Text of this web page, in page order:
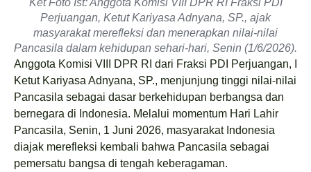
Ket Foto Ist: Anggota Komisi VIII DPR RI Fraksi PDI
Perjuangan, Ketut Kariyasa Adnyana, SP., ajak
masyarakat merefleksi dan menerapkan nilai-nilai
Pancasila dalam kehidupan sehari-hari, Senin (1/6/2026).
Anggota Komisi VIII DPR RI dari Fraksi PDI Perjuangan, I
Ketut Kariyasa Adnyana, SP., menjunjung tinggi nilai-nilai
Pancasila sebagai dasar berkehidupan berbangsa dan
bernegara di Indonesia. Melalui momentum Hari Lahir
Pancasila, Senin, 1 Juni 2026, masyarakat Indonesia
diajak merefleksi kembali bahwa Pancasila sebagai
pemersatu bangsa di tengah keberagaman.